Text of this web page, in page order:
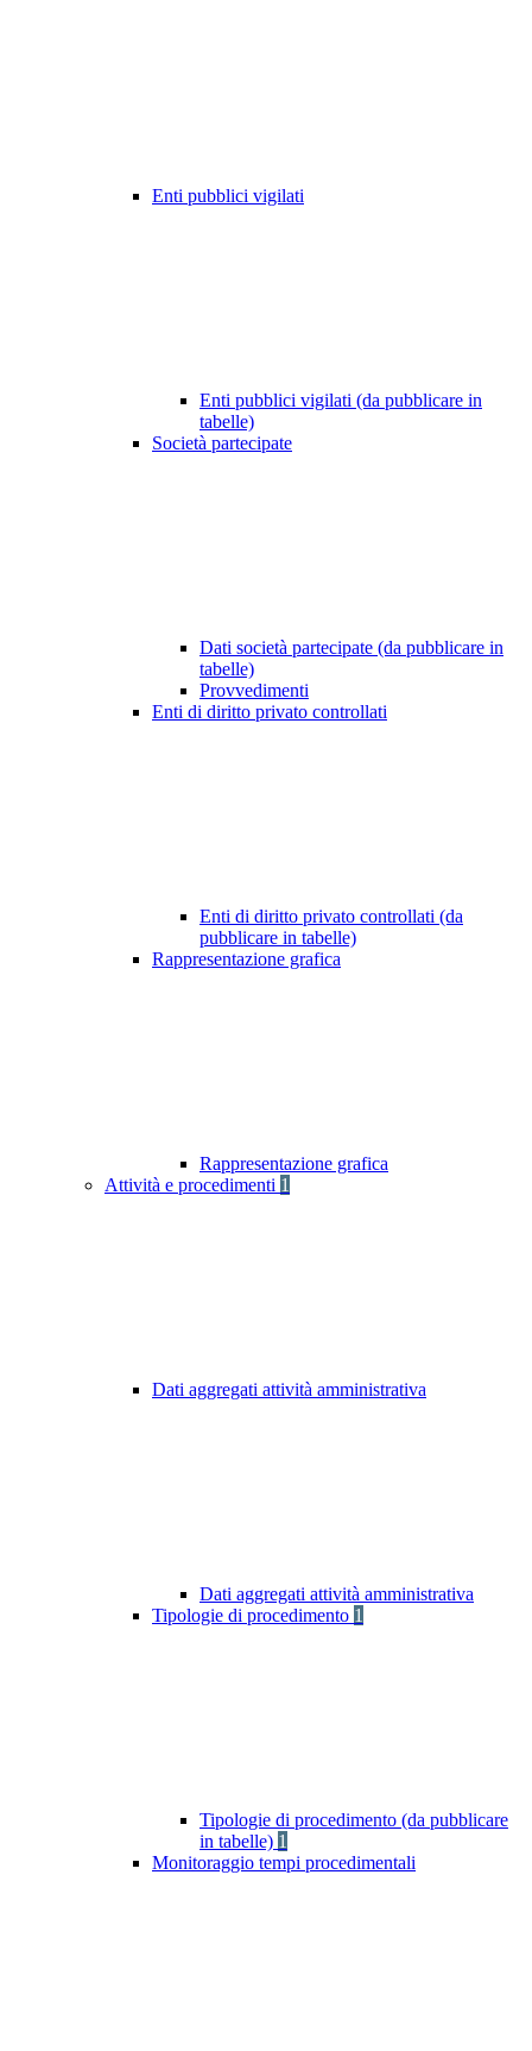
Enti pubblici vigilati
Enti pubblici vigilati (da pubblicare in
tabelle)
Società partecipate
Dati società partecipate (da pubblicare in
tabelle)
Provvedimenti
Enti di diritto privato controllati
Enti di diritto privato controllati (da
pubblicare in tabelle)
Rappresentazione grafica
Rappresentazione grafica
Attività e procedimenti 1
Dati aggregati attività amministrativa
Dati aggregati attività amministrativa
Tipologie di procedimento 1
Tipologie di procedimento (da pubblicare
in tabelle) 1
Monitoraggio tempi procedimentali